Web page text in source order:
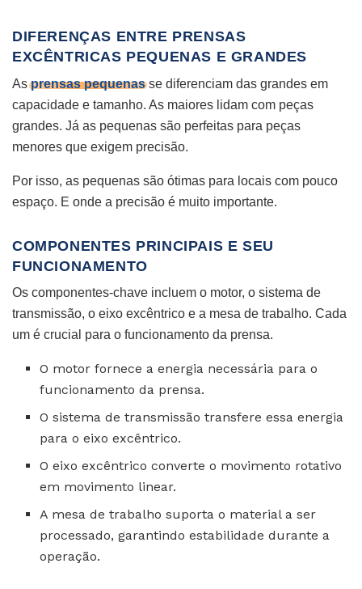
DIFERENÇAS ENTRE PRENSAS
EXCÊNTRICAS PEQUENAS E GRANDES
Asprensas pequenasse diferenciam das grandes em
capacidade e tamanho. As maiores lidam com peças
grandes. Já as pequenas são perfeitas para peças
menores que exigem precisão.
Por isso, as pequenas são ótimas para locais com pouco
espaço. E onde a precisão é muito importante.
COMPONENTES PRINCIPAIS E SEU
FUNCIONAMENTO
Os componentes-chave incluem o motor, o sistema de
transmissão, o eixo excêntrico e a mesa de trabalho. Cada
um é crucial para o funcionamento da prensa.
O motor fornece a energia necessária para o
funcionamento da prensa.
O sistema de transmissão transfere essa energia
para o eixo excêntrico.
O eixo excêntrico converte o movimento rotativo
em movimento linear.
A mesa de trabalho suporta o material a ser
processado, garantindo estabilidade durante a
operação.